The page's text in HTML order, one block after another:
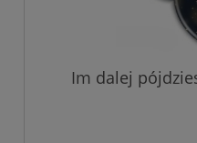
Im dalej